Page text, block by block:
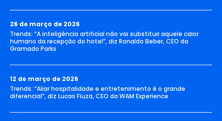
26 de março de 2026
Trends: “A inteligência artificial não vai substituir aquele calor
humano da recepção do hotel”, diz Ronaldo Beber, CEO da
Gramado Parks
12 de março de 2026
Trends: “Aliar hospitalidade e entretenimento é o grande
diferencial”, diz Lucas Fiuza, CEO da WAM Experience